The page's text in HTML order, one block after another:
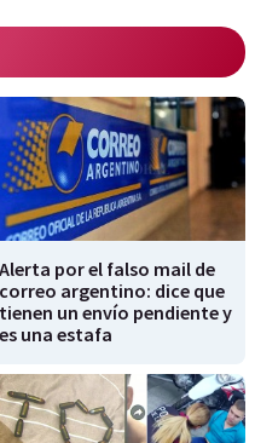
Alerta por el falso mail de
correo argentino: dice que
tienen un envío pendiente y
es una estafa